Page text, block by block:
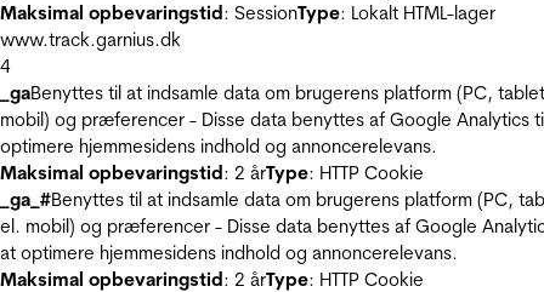
Maksimal opbevaringstid: SessionType: Lokalt HTML-lager
www.track.garnius.dk
4
_gaBenyttes til at indsamle data om brugerens platform (PC,
mobil) og præferencer - Disse data benyttes af Google Analytics
optimere hjemmesidens indhold og annoncerelevans.
Maksimal opbevaringstid: 2 årType: HTTP Cookie
_ga_#Benyttes til at indsamle data om brugerens platform (PC,
el. mobil) og præferencer - Disse data benyttes af Google
at optimere hjemmesidens indhold og annoncerelevans.
Maksimal opbevaringstid: 2 årType: HTTP Cookie